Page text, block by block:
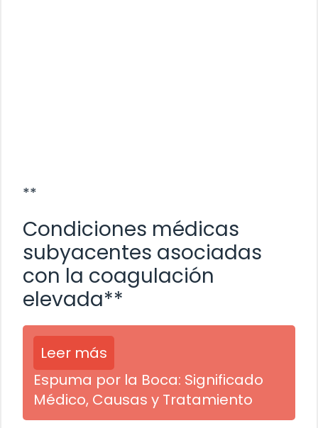
**
Condiciones médicas
subyacentes asociadas
con la coagulación
elevada**
Leer más
Espuma por la Boca: Significado
Médico, Causas y Tratamiento